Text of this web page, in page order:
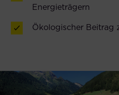
Energieträgern
Ökologischer Beitrag